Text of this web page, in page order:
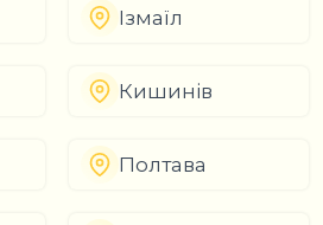
Ізмаїл
Кишинів
Полтава